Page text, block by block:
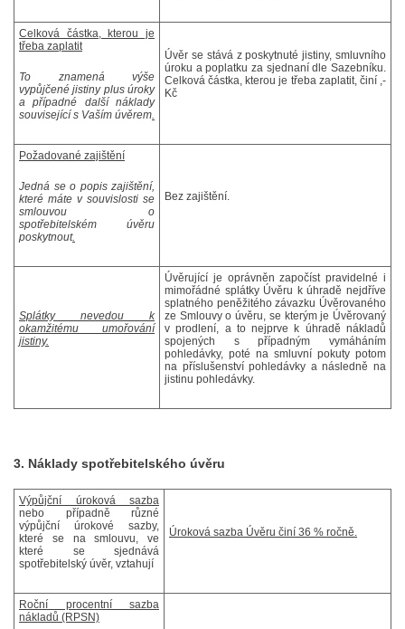
Celková částka, kterou je
třeba zaplatit
To znamená výše
vypůjčené jistiny plus úroky
a případné další náklady
související s Vaším úvěrem.
Úvěr se stává z poskytnuté jistiny, smluvního
úroku a poplatku za sjednaní dle Sazebníku.
Celková částka, kterou je třeba zaplatit, činí ,-
Kč
Požadované zajištění
Jedná se o popis zajištění,
které máte v souvislosti se
smlouvou o
spotřebitelském úvěru
poskytnout.
Bez zajištění.
Splátky nevedou k
okamžitému umořování
jistiny.
Úvěrující je oprávněn započíst pravidelné i
mimořádné splátky Úvěru k úhradě nejdříve
splatného peněžitého závazku Úvěrovaného
ze Smlouvy o úvěru, se kterým je Úvěrovaný
v prodlení, a to nejprve k úhradě nákladů
spojených s případným vymáháním
pohledávky, poté na smluvní pokuty potom
na příslušenství pohledávky a následně na
jistinu pohledávky.
3. Náklady spotřebitelského úvěru
Výpůjční úroková sazba
nebo případně různé
výpůjční úrokové sazby,
které se na smlouvu, ve
které se sjednává
spotřebitelský úvěr, vztahují
Úroková sazba Úvěru činí 36 % ročně.
Roční procentní sazba
nákladů (RPSN)